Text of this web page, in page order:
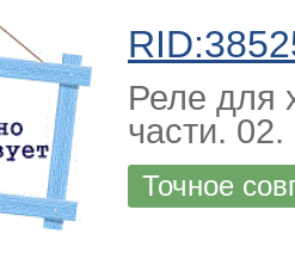
Реле для
части. 02.
Точное